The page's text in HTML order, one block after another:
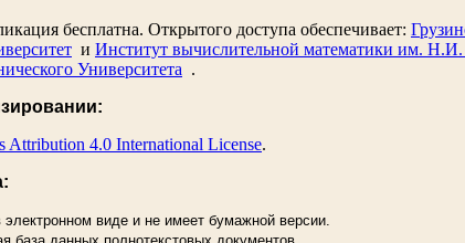
бесплатна. Открытого доступа обеспечивает:
и Институт вычислительной математики им.
Университета .
Attribution 4.0 International License.
виде и не имеет бумажной версии.